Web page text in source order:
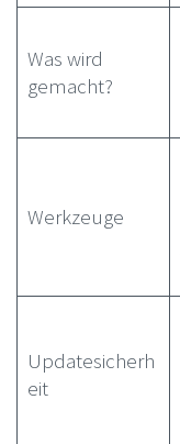
Was wird
gemacht?
Werkzeuge
Updatesicherh
eit